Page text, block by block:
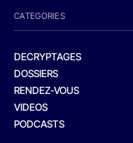
CATEGORIES
DECRYPTAGES
DOSSIERS
RENDEZ-VOUS
VIDEOS
PODCASTS